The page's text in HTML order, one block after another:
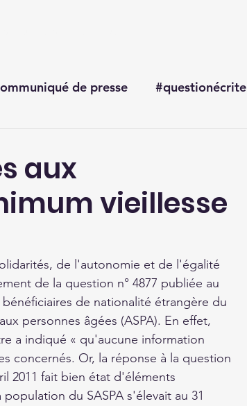
de presse #questionécrite
aux
vieillesse
de l'autonomie et de l'égalité
de la question n° 4877 publiée au
de nationalité étrangère du
personnes âgées (ASPA). En effet,
a indiqué « qu'aucune information
concernés. Or, la réponse à la question
2011 fait bien état d'éléments
du SASPA s'élevait au 31